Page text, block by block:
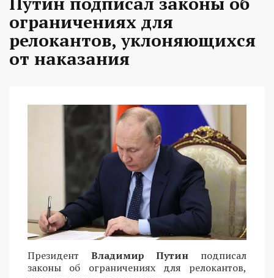
ограничениях для
релокантов, уклоняющихся
от наказания
Президент Владимир Путин подписал
законы об ограничениях для релокантов,